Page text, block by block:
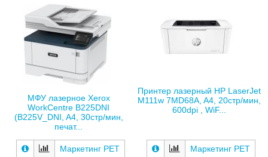
МФУ лазерное Xerox
WorkCentre B225DNI
(B225V_DNI, A4, 30стр/мин,
печат...
Маркетинг РЕТ
Принтер лазерный HP LaserJet
M111w 7MD68A, A4, 20стр/мин,
600dpi , WiF...
Маркетинг РЕТ